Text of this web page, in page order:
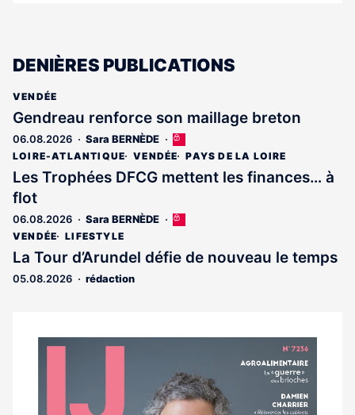
DENIÈRES PUBLICATIONS
VENDÉE
Gendreau renforce son maillage breton
06.08.2026 Sara BERNÈDE
Cet
article
est
réservé
abonnés
LOIRE-ATLANTIQUE VENDÉE PAYS DE LA LOIRE
Les Trophées DFCG mettent les finances… à
flot
06.08.2026 Sara BERNÈDE
Cet
réservé
VENDÉE LIFESTYLE
La Tour d’Arundel défie de nouveau le temps
05.08.2026 rédaction
Notre
magazine